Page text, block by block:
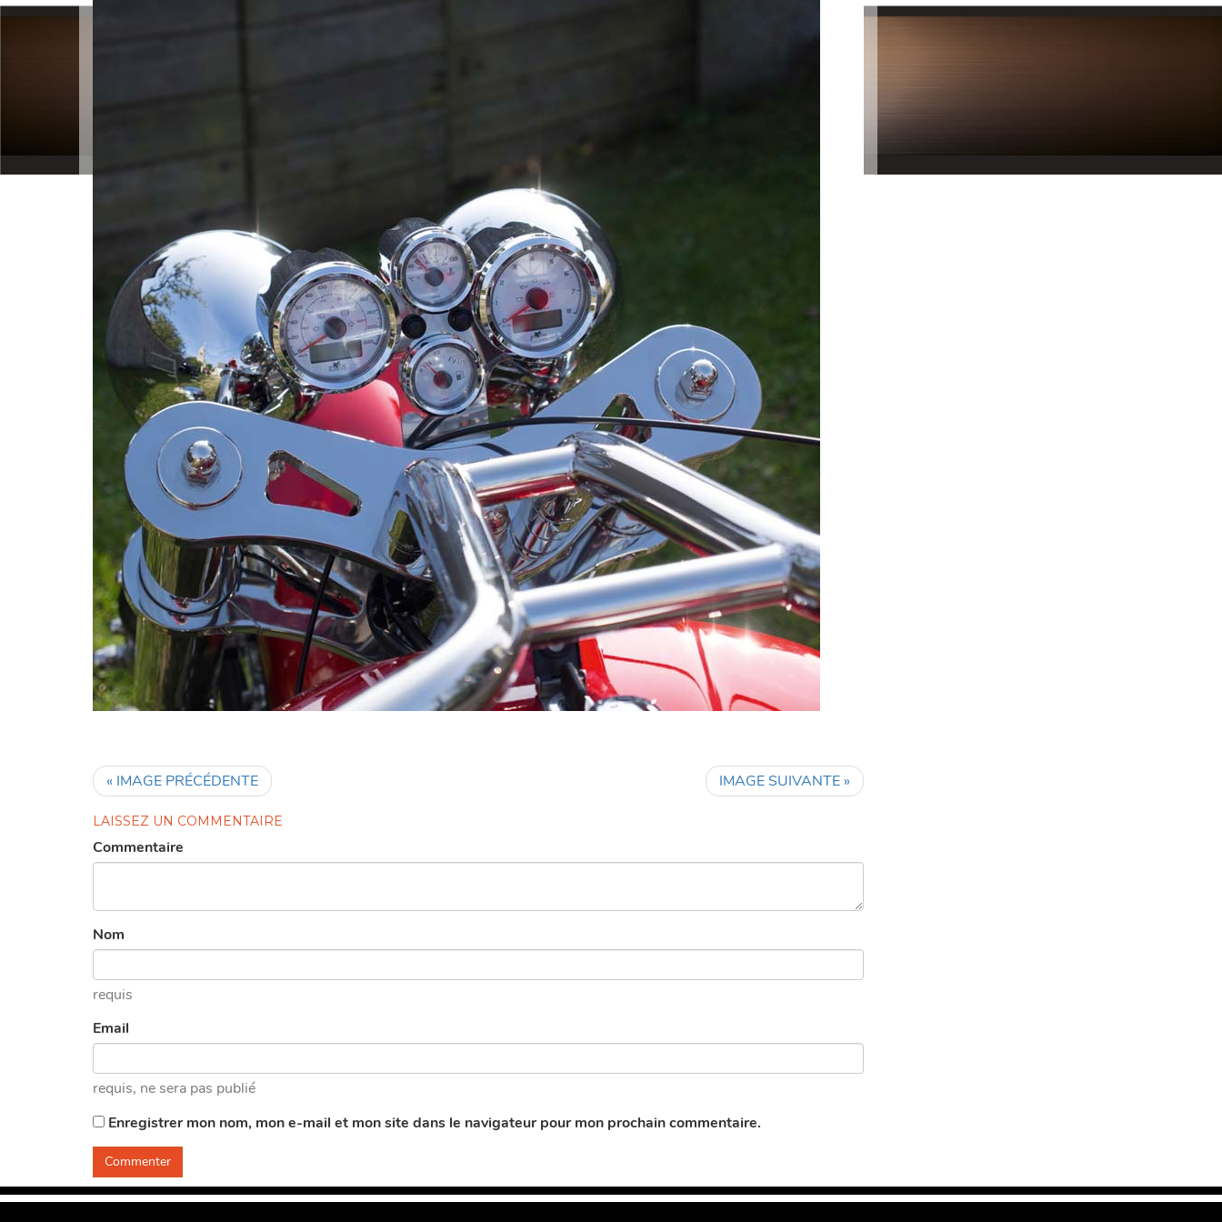
« IMAGE PRÉCÉDENTE IMAGE SUIVANTE »
LAISSEZ UN COMMENTAIRE
Commentaire
Nom
requis
Email
requis, ne sera pas publié
Enregistrer mon nom, mon e-mail et mon site dans le navigateur pour mon prochain commentaire.